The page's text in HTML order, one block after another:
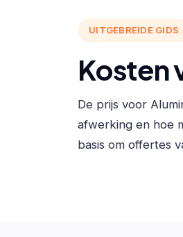
UITGEBREIDE GIDS
Kosten
De prijs voor
afwerking en hoe
basis om offertes